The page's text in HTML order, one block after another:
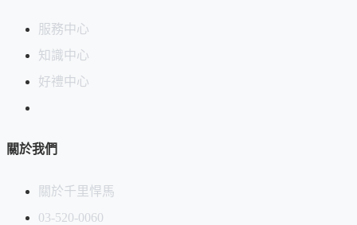
服務中心
知識中心
好禮中心
關於我們
關於千里悍馬
03-520-0060